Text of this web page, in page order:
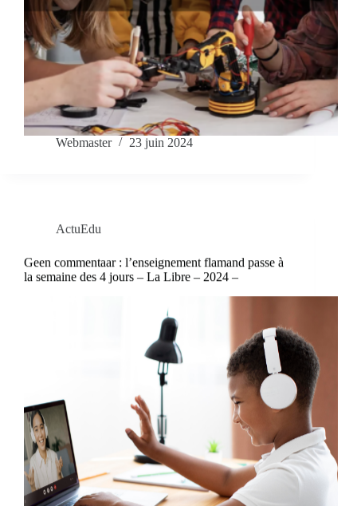
Webmaster 23 juin 2024
ActuEdu
Geen commentaar : l’enseignement flamand passe à
la semaine des 4 jours – La Libre – 2024 –